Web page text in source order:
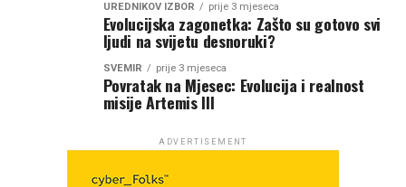
UREDNIKOV IZBOR prije 3 mjeseca
Evolucijska zagonetka: Zašto su gotovo svi
ljudi na svijetu desnoruki?
SVEMIR prije 3 mjeseca
Povratak na Mjesec: Evolucija i realnost
misije Artemis III
ADVERTISEMENT